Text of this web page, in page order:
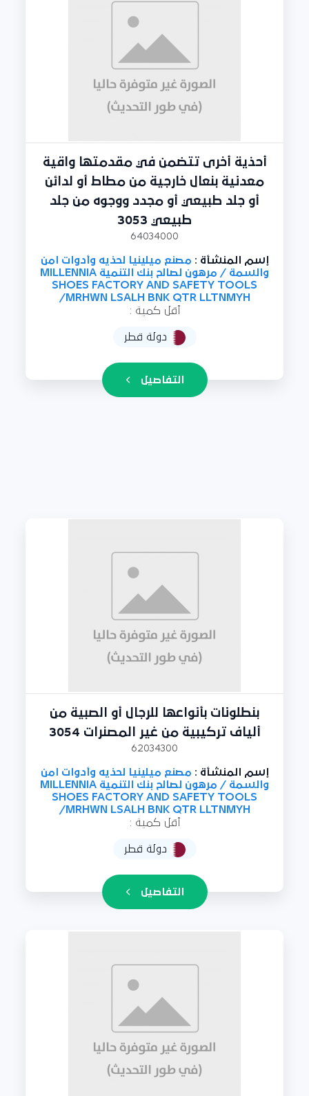
أحذية أخرى تتضمن في مقدمتها واقية
معدنية بنعال خارجية من مطاط أو لدائن
أو جلد طبيعي أو مجدد ووجوه من جلد
طبيعي 3053
64034000
إسم المنشأة : مصنع ميلينيا لحذيه وأدوات امن
والسمة / مرهون لصالح بنك التنمية MILLENNIA
SHOES FACTORY AND SAFETY TOOLS
/MRHWN LSALH BNK QTR LLTNMYH
أقل كمية :
دولة قطر
التفاصيل
بنطلونات بأنواعها للرجال أو الصبية من
ألياف تركيبية من غير المصنرات 3054
62034300
إسم المنشأة : مصنع ميلينيا لحذيه وأدوات امن
والسمة / مرهون لصالح بنك التنمية MILLENNIA
SHOES FACTORY AND SAFETY TOOLS
/MRHWN LSALH BNK QTR LLTNMYH
أقل كمية :
دولة قطر
التفاصيل